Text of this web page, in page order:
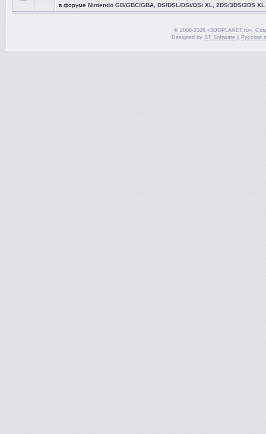
в форуме Nintendo GB/GBC/GBA, DS/DSL/DSi/DSi XL, 2DS/3DS/3DS XL
© 2008-2026 «3DOPLANET.ru».
Designed by ST Software Русская